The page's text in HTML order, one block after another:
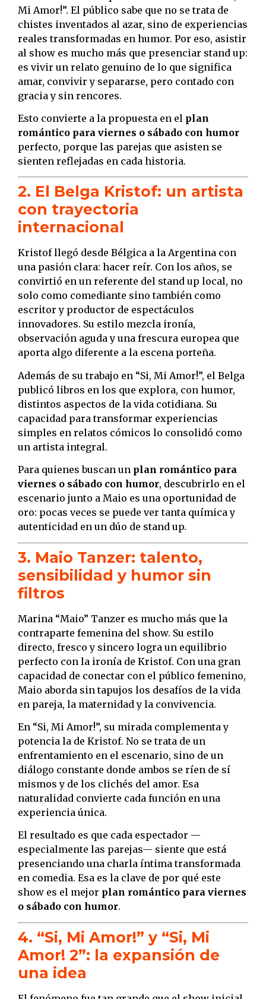
Mi Amor!”. El público sabe que no se trata de
chistes inventados al azar, sino de experiencias
reales transformadas en humor. Por eso, asistir
al show es mucho más que presenciar stand up:
es vivir un relato genuino de lo que significa
amar, convivir y separarse, pero contado con
gracia y sin rencores.
Esto convierte a la propuesta en el plan
romántico para viernes o sábado con humor
perfecto, porque las parejas que asisten se
sienten reflejadas en cada historia.
2. El Belga Kristof: un artista
con trayectoria
internacional
Kristof llegó desde Bélgica a la Argentina con
una pasión clara: hacer reír. Con los años, se
convirtió en un referente del stand up local, no
solo como comediante sino también como
escritor y productor de espectáculos
innovadores. Su estilo mezcla ironía,
observación aguda y una frescura europea que
aporta algo diferente a la escena porteña.
Además de su trabajo en “Si, Mi Amor!”, el Belga
publicó libros en los que explora, con humor,
distintos aspectos de la vida cotidiana. Su
capacidad para transformar experiencias
simples en relatos cómicos lo consolidó como
un artista integral.
Para quienes buscan un plan romántico para
viernes o sábado con humor, descubrirlo en el
escenario junto a Maio es una oportunidad de
oro: pocas veces se puede ver tanta química y
autenticidad en un dúo de stand up.
3. Maio Tanzer: talento,
sensibilidad y humor sin
filtros
Marina “Maio” Tanzer es mucho más que la
contraparte femenina del show. Su estilo
directo, fresco y sincero logra un equilibrio
perfecto con la ironía de Kristof. Con una gran
capacidad de conectar con el público femenino,
Maio aborda sin tapujos los desafíos de la vida
en pareja, la maternidad y la convivencia.
En “Si, Mi Amor!”, su mirada complementa y
potencia la de Kristof. No se trata de un
enfrentamiento en el escenario, sino de un
diálogo constante donde ambos se ríen de sí
mismos y de los clichés del amor. Esa
naturalidad convierte cada función en una
experiencia única.
El resultado es que cada espectador —
especialmente las parejas— siente que está
presenciando una charla íntima transformada
en comedia. Esa es la clave de por qué este
show es el mejor plan romántico para viernes
o sábado con humor.
4. “Si, Mi Amor!” y “Si, Mi
Amor! 2”: la expansión de
una idea